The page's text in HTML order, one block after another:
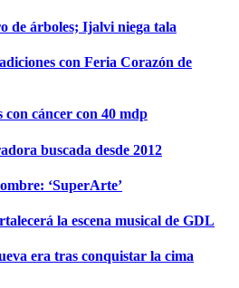
de árboles; Ijalvi niega tala
con Feria Corazón de
cáncer con 40 mdp
buscada desde 2012
‘SuperArte’
la escena musical de GDL
era tras conquistar la cima